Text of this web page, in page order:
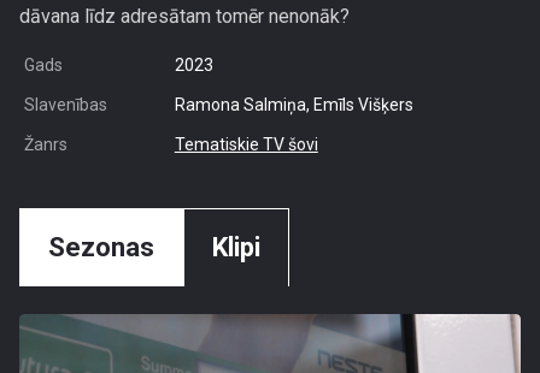
dāvana līdz adresātam tomēr nenonāk?
Gads 2023
Slavenības Ramona Salmiņa, Emīls Višķers
Žanrs Tematiskie TV šovi
Sezonas Klipi